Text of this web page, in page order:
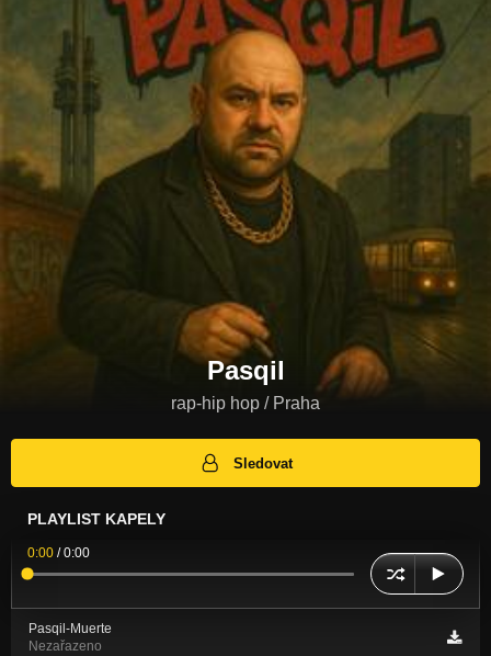
Pasqil
rap-hip hop / Praha
Sledovat
PLAYLIST KAPELY
0:00 /0:00
Pasqil-Muerte
Nezařazeno